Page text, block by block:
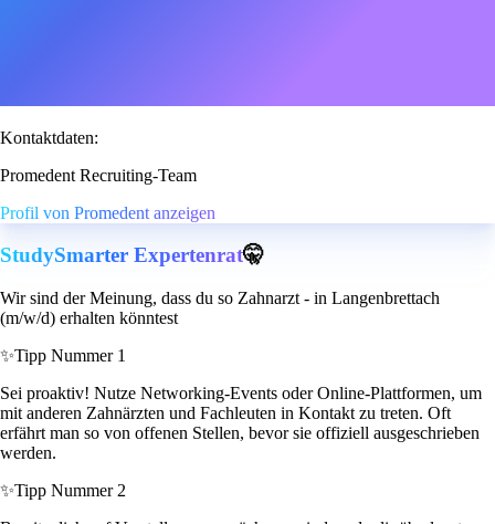
Kontaktdaten:
Promedent Recruiting-Team
Profil von Promedent anzeigen
StudySmarter Expertenrat🤫
Wir sind der Meinung, dass du so Zahnarzt - in Langenbrettach
(m/w/d) erhalten könntest
✨Tipp Nummer 1
Sei proaktiv! Nutze Networking-Events oder Online-Plattformen, um
mit anderen Zahnärzten und Fachleuten in Kontakt zu treten. Oft
erfährt man so von offenen Stellen, bevor sie offiziell ausgeschrieben
werden.
✨Tipp Nummer 2